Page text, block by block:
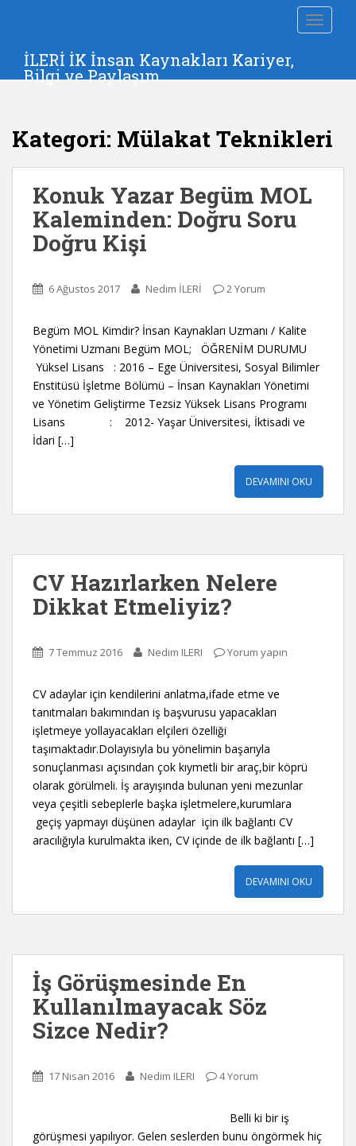
t
İLERİ İK İnsan Kaynakları Kariyer,
Bilgi ve Paylaşım
Kategori: Mülakat Teknikleri
Konuk Yazar Begüm MOL
Kaleminden: Doğru Soru
Doğru Kişi
6 Ağustos 2017 Nedim İLERİ 2 Yorum
Begüm MOL Kimdir? İnsan Kaynakları Uzmanı / Kalite
Yönetimi Uzmanı Begüm MOL; ÖĞRENİM DURUMU
Yüksel Lisans : 2016 – Ege Üniversitesi, Sosyal Bilimler
Enstitüsü İşletme Bölümü – İnsan Kaynakları Yönetimi
ve Yönetim Geliştirme Tezsiz Yüksek Lisans Programı
Lisans : 2012- Yaşar Üniversitesi, İktisadi ve
İdari […]
DEVAMINI OKU
CV Hazırlarken Nelere
Dikkat Etmeliyiz?
7 Temmuz 2016 Nedim ILERI Yorum yapın
CV adaylar için kendilerini anlatma,ifade etme ve
tanıtmaları bakımından iş başvurusu yapacakları
işletmeye yollayacakları elçileri özelliği
taşımaktadır.Dolayısıyla bu yönelimin başarıyla
sonuçlanması açısından çok kıymetli bir araç,bir köprü
olarak görülmeli. İş arayışında bulunan yeni mezunlar
veya çeşitli sebeplerle başka işletmelere,kurumlara
geçiş yapmayı düşünen adaylar için ilk bağlantı CV
aracılığıyla kurulmakta iken, CV içinde de ilk bağlantı […]
DEVAMINI OKU
İş Görüşmesinde En
Kullanılmayacak Söz
Sizce Nedir?
17 Nisan 2016 Nedim ILERI 4 Yorum
Belli ki bir iş
görüşmesi yapılıyor. Gelen seslerden bunu öngörmek hiç